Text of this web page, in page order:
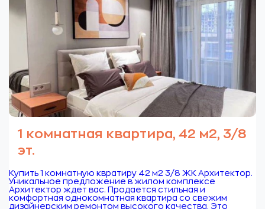
1 комнатная квартира, 42 м2, 3/8
эт.
Купить 1 комнатную квратиру 42 м2 3/8 ЖК Архитектор.
Уникальное предложение в жилом комплексе
Архитектор ждет вас. Продается стильная и
комфортная однокомнатная квартира со свежим
дизайнерским ремонтом высокого качества. Это